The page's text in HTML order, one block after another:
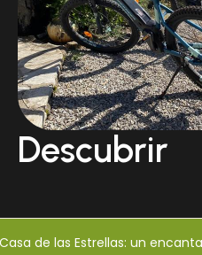
Descubrir
de las Estrellas: un